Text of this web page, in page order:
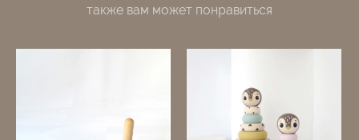
также вам может понравиться